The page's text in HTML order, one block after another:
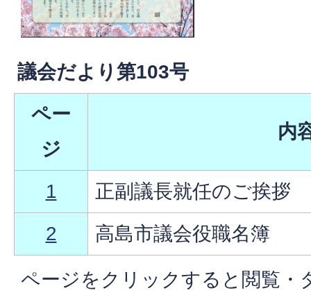
議会だより第103号
ペー
ジ
内
1
正副議長就任のご挨拶
2
高島市議会役職名簿
ページをクリックすると閲覧・